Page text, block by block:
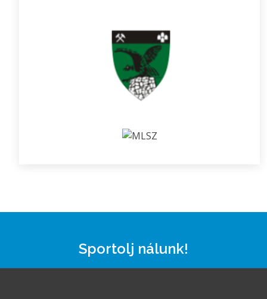
Sportolj nálunk!